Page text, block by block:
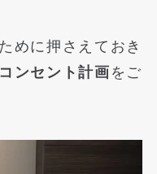
めに押さえておき
ンセント計画 をご